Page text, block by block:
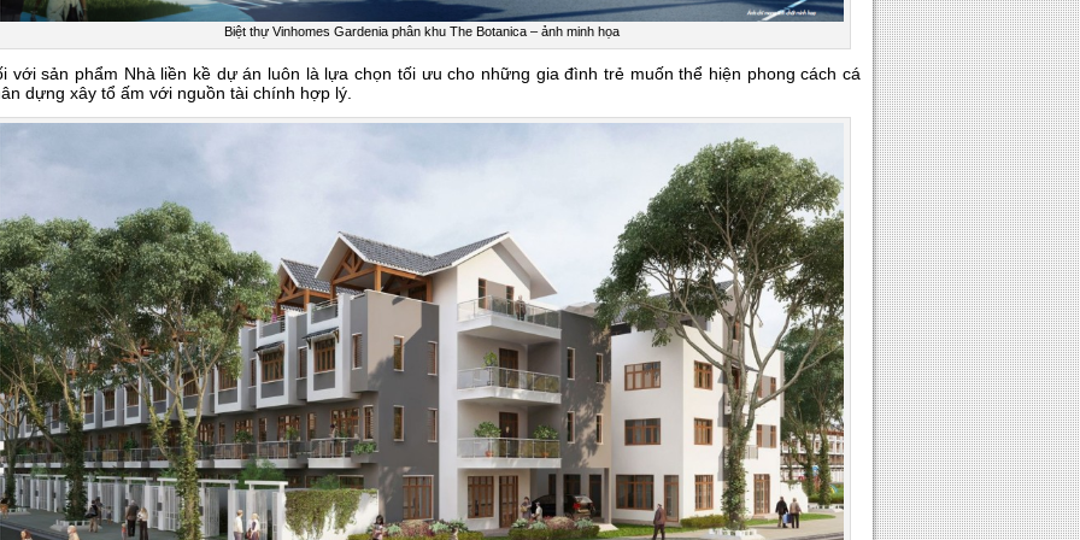
Biệt thự Vinhomes Gardenia phân khu The Botanica – ảnh minh họa
với sản phẩm Nhà liền kề dự án luôn là lựa chọn tối ưu cho những gia đình trẻ muốn thể hiện phong cách cá
dựng xây tổ ấm với nguồn tài chính hợp lý.